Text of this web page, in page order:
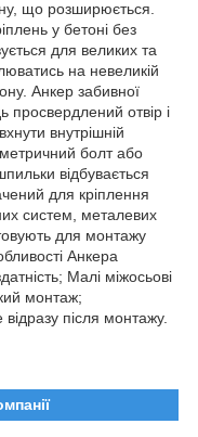
що розширюється.
у бетоні без
для великих та
на невеликій
Анкер забивної
просвердлений отвір і
внутрішній
болт або
відбувається
для кріплення
систем, металевих
для монтажу
Анкера
Малі міжосьові
монтаж;
після монтажу.